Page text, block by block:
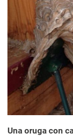
Una oruga con